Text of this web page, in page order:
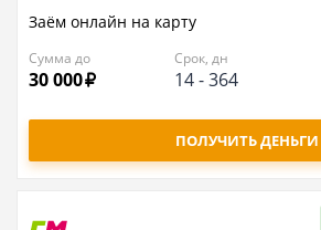
Заём онлайн на карту
Сумма до
30 000
Срок, дн
14-364
ПОЛУЧИТЬ ДЕНЬГИ